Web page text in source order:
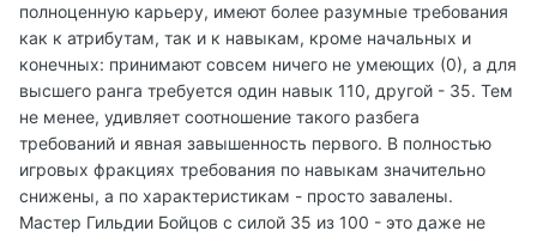
полноценную карьеру, имеют более разумные требования
как к атрибутам, так и к навыкам, кроме начальных и
конечных: принимают совсем ничего не умеющих (0), а для
высшего ранга требуется один навык 110, другой - 35. Тем
не менее, удивляет соотношение такого разбега
требований и явная завышенность первого. В полностью
игровых фракциях требования по навыкам значительно
снижены, а по характеристикам - просто завалены.
Мастер Гильдии Бойцов с силой 35 из 100 - это даже не